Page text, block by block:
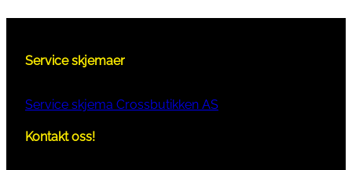
Service skjemaer
Service skjema Crossbutikken AS
Kontakt oss!